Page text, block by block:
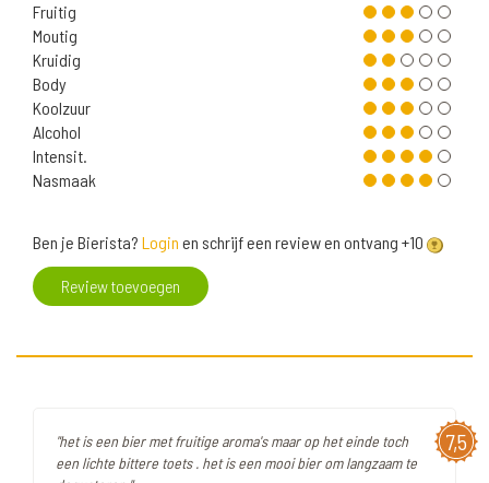
Fruitig
Moutig
Kruidig
Body
Koolzuur
Alcohol
Intensit.
Nasmaak
Ben je Bierista? Login en schrijf een review en ontvang +10
Review toevoegen
7,5
"het is een bier met fruitige aroma's maar op het einde toch
een lichte bittere toets . het is een mooi bier om langzaam te